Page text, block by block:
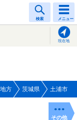
検索 メニュー
現在地
方 茨城県 土浦市
その他